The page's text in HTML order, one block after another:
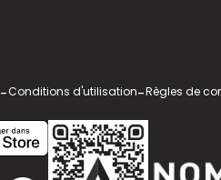
-Conditions d'utilisation-Règles de